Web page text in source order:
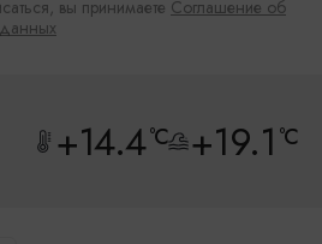
вы принимаете Соглашение об
+14.4°C +19.1 °C